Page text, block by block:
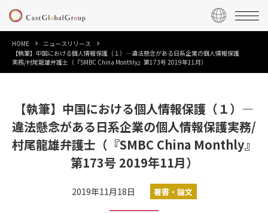
HOME
ニュースリリース
【執筆】中国における個人情報保護（１）―違法懸念がある日系企業の個人情報保護
実務/村尾龍雄弁護士（『SMBC China Monthly』第173号 2019年11月）
【執筆】中国における個人情報保護（１）―
違法懸念がある日系企業の個人情報保護実務/
村尾龍雄弁護士（『SMBC China Monthly』
第173号 2019年11月）
2019年11月18日 著書・論文